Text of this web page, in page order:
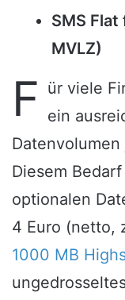
SMS
MVLZ)
F ür viele
ein
Diesem
optionalen
4 Euro (netto,
1000 MB